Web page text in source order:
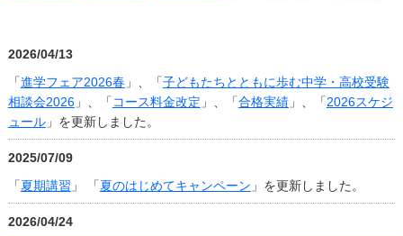
2026/04/13
「進学フェア2026春 」、「子どもたちとともに歩む中学・高校受験
相談会2026」、「 コース料金改定 」、「合格実績」、「2026スケジ
ュール」を更新しました。
2025/07/09
「夏期講習 」 「夏のはじめてキャンペーン 」を更新しました。
2026/04/24